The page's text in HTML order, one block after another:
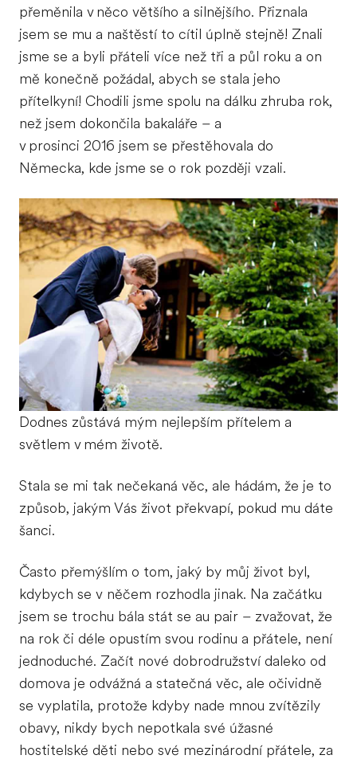
přeměnila v něco většího a silnějšího. Přiznala
jsem se mu a naštěstí to cítil úplně stejně! Znali
jsme se a byli přáteli více než tři a půl roku a on
mě konečně požádal, abych se stala jeho
přítelkyní! Chodili jsme spolu na dálku zhruba rok,
než jsem dokončila bakaláře – a
v prosinci 2016 jsem se přestěhovala do
Německa, kde jsme se o rok později vzali.
Dodnes zůstává mým nejlepším přítelem a
světlem v mém životě.
Stala se mi tak nečekaná věc, ale hádám, že je to
způsob, jakým Vás život překvapí, pokud mu dáte
šanci.
Často přemýšlím o tom, jaký by můj život byl,
kdybych se v něčem rozhodla jinak. Na začátku
jsem se trochu bála stát se au pair – zvažovat, že
na rok či déle opustím svou rodinu a přátele, není
jednoduché. Začít nové dobrodružství daleko od
domova je odvážná a statečná věc, ale očividně
se vyplatila, protože kdyby nade mnou zvítězily
obavy, nikdy bych nepotkala své úžasné
hostitelské děti nebo své mezinárodní přátele, za